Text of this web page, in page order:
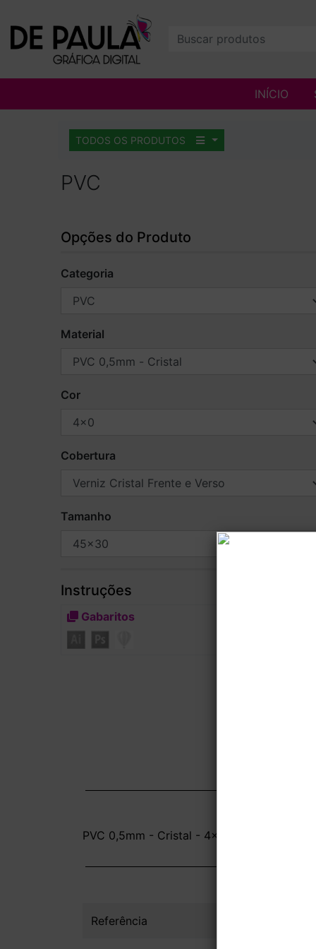
INÍCIO
TODOS OS PRODUTOS
PVC
Opções do Produto
Categoria
Material
Cor
Cobertura
Tamanho
Instruções
Gabaritos
PVC 0,5mm - Cristal - 4x0 - 45x30 cm -
Referência